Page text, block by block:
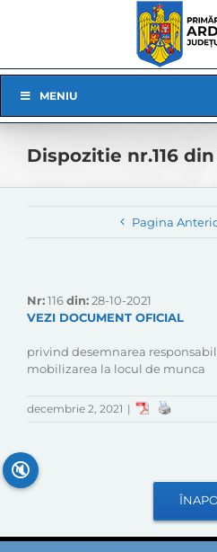
Navigation
MENIU
Dispozitie nr.116 din
Pagina
Nr:116din:28-10-2021
VEZI DOCUMENT OFICIAL
privind desemnarea
mobilizarea la locul de munca
decembrie 2, 2021 |
🔇